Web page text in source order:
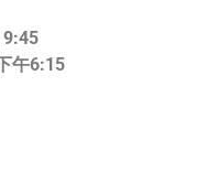
9:45
午6:15